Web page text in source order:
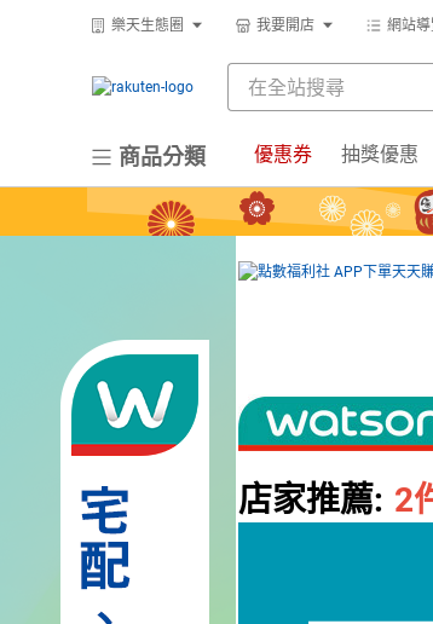
樂天生態圈 我要開店 網站
商品分類 優惠券 抽獎優惠
店家推薦: 2